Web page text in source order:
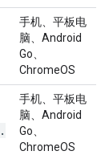
手机、平板电
脑、Android
Go、
ChromeOS
.
手机、平板电
脑、Android
Go、
ChromeOS